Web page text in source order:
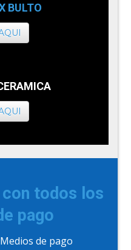
BULTO
con todos los
pago